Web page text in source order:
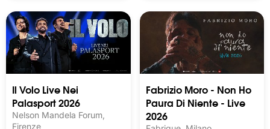
Il Volo Live Nei
Palasport 2026
Nelson Mandela Forum,
Firenze
Fabrizio Moro - Non Ho
Paura Di Niente - Live
2026